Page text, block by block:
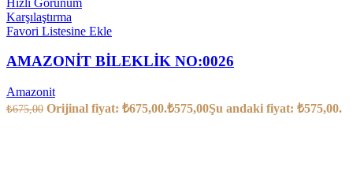
Karşılaştırma
Favori Listesine Ekle
AMAZONİT BİLEKLİK NO:0026
Amazonit
₺675,00 Orijinal fiyat: ₺675,00.₺575,00Şu andaki fiyat: ₺575,00.